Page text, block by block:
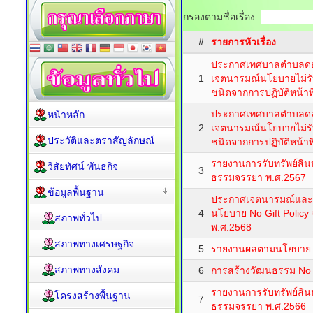
กรองตามชื่อเรื่อง
# รายการหัวเรื่อง
1
ประกาศเทศบาลตำบลด
เจตนารมณ์นโยบายไม่
ชนิดจากการปฏิบัติหน้า
2
ประกาศเทศบาลตำบลด
เจตนารมณ์นโยบายไม่
ชนิดจากการปฏิบัติหน้า
3
รายงานการรับทรัพย์สิ
ธรรมจรรยา พ.ศ.2567
4
ประกาศเจตนารมณ์แล
นโยบาย No Gift
พ.ศ.2568
5
รายงานผลตามนโยบาย
6
การสร้างวัฒนธรรม No
7
รายงานการรับทรัพย์สิ
ธรรมจรรยา พ.ศ.2566
หน้าหลัก
ประวัติและตราสัญลักษณ์
วิสัยทัศน์ พันธกิจ
ข้อมูลพื้นฐาน
สภาพทั่วไป
สภาพทางเศรษฐกิจ
สภาพทางสังคม
โครงสร้างพื้นฐาน